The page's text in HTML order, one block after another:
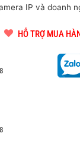
IP và doanh
HỖ TRỢ MUA